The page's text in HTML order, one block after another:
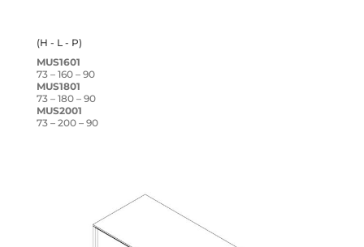
(H - L - P)
MUS1601
73 – 160 – 90
MUS1801
73 – 180 – 90
MUS2001
73 – 200 – 90